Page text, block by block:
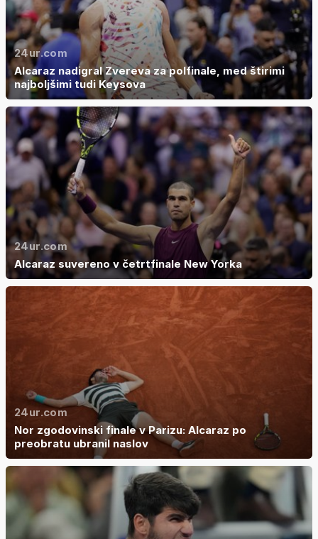
24ur.com
Alcaraz nadigral Zvereva za polfinale, med štirimi
najboljšimi tudi Keysova
24ur.com
Alcaraz suvereno v četrtfinale New Yorka
24ur.com
Nor zgodovinski finale v Parizu: Alcaraz po
preobratu ubranil naslov